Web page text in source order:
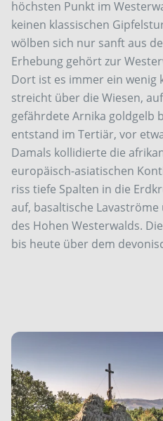
höchsten Punkt im
keinen klassischen
wölben sich nur sanft aus
Erhebung gehört zur
Dort ist es immer ein wenig
streicht über die Wiesen,
gefährdete Arnika goldgelb
entstand im Tertiär, vor
Damals kollidierte die
europäisch-asiatischen
riss tiefe Spalten in die
auf, basaltische
des Hohen Westerwalds.
bis heute über dem